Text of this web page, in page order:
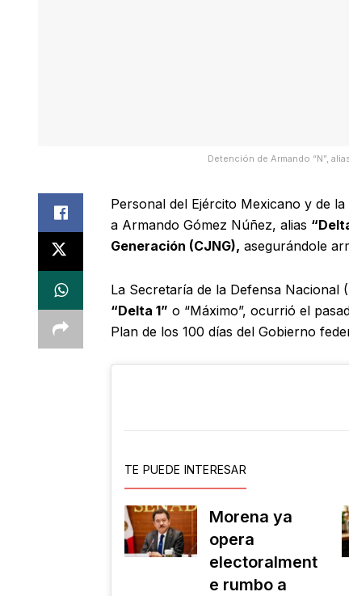
Detención de Armando “N”,
Personal del Ejército Mexicano y de
a Armando Gómez Núñez, alias
Generación (CJNG), asegurándole
La Secretaría de la Defensa Nacional
“Delta 1” o “Máximo”, ocurrió el
Plan de los 100 días del Gobierno
TE PUEDE INTERESAR
Morena ya
opera
electoralment
e rumbo a